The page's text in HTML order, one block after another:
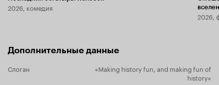
2026, комедия
2026,
Дополнительные данные
Слоган
«Making history fun, and making fun of
history»